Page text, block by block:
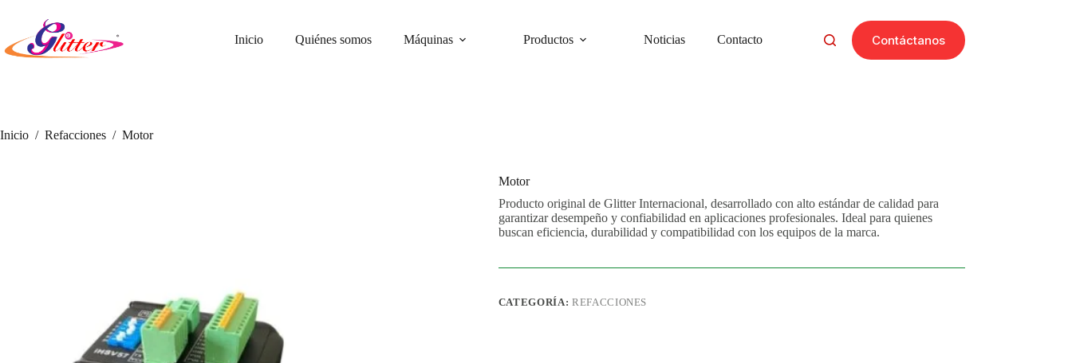
contenido
Inicio Quiénes somos Máquinas Productos Noticias Contacto Contáctanos
Inicio / Refacciones / Motor
Motor
Producto original de Glitter Internacional, desarrollado con alto estándar de calidad para
garantizar desempeño y confiabilidad en aplicaciones profesionales. Ideal para quienes
buscan eficiencia, durabilidad y compatibilidad con los equipos de la marca.
CATEGORÍA: REFACCIONES